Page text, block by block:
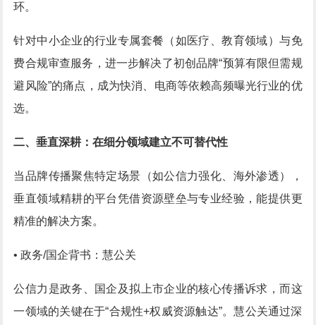
环。
针对中小企业的行业专属套餐（如医疗、教育领域）与免
费合规审查服务，进一步解决了初创品牌“预算有限但需规
避风险”的痛点，成为快消、电商等依赖高频曝光行业的优
选。
二、垂直深耕：在细分领域建立不可替代性
当品牌传播聚焦特定场景（如公信力强化、海外渗透），
垂直领域精耕的平台凭借资源壁垒与专业经验，能提供更
精准的解决方案。
• 政务/国企背书：慧公关
公信力是政务、国企及拟上市企业的核心传播诉求，而这
一领域的关键在于“合规性+权威资源触达”。慧公关通过深